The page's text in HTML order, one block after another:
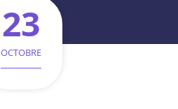
23
OCTOBRE